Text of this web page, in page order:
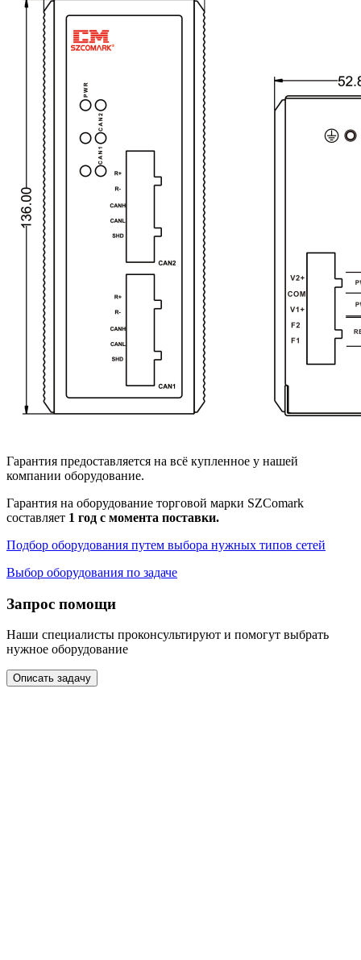
Гарантия предоставляется на всё купленное у нашей
компании оборудование.
Гарантия на оборудование торговой марки SZComark
составляет 1 год с момента поставки.
Подбор оборудования путем выбора нужных типов сетей
Выбор оборудования по задаче
Запрос помощи
Наши специалисты проконсультируют и помогут выбрать
нужное оборудование
Описать задачу